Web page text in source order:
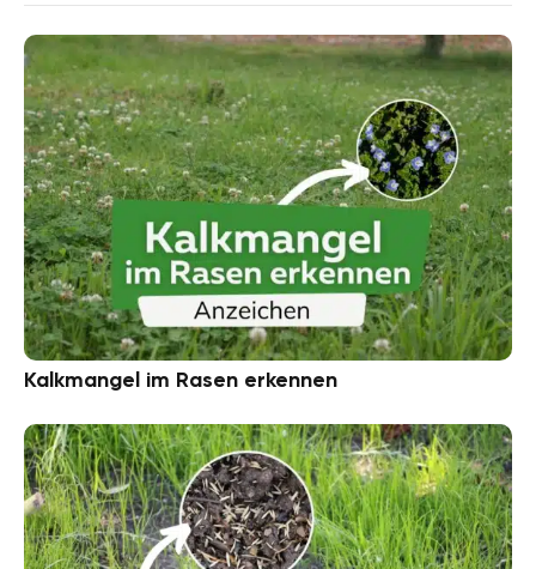
Kalkmangel im Rasen erkennen